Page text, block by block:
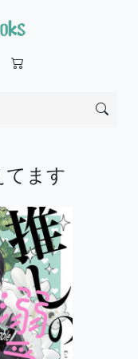
てます